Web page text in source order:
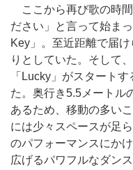
ここから再び歌の時間
ださい」と言って始ま
Key」。至近距離で届
りとしていた。そして
「Lucky」がスタート
た。奥行き5.5メートル
あるため、移動の多い
には少々スペースが足
のパフォーマンスにか
広げるパワフルなダン